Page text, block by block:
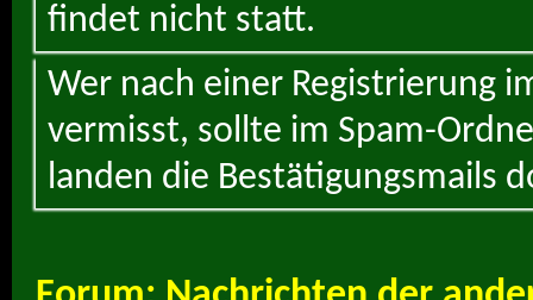
findet nicht statt.
Wer nach einer Registrierung
vermisst, sollte im Spam-
landen die Bestätigungsmails